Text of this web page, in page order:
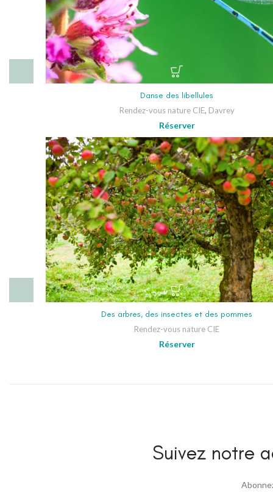
Danse des libellules
Rendez-vous nature CIE, Davrey
Réserver
Des arbres, des insectes et des pommes
Rendez-vous nature CIE
Réserver
Suivez notre